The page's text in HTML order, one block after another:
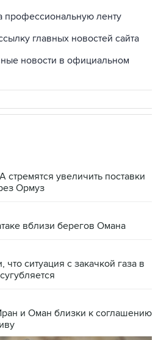
профессиональную ленту
главных новостей сайта
новости в официальном
увеличить поставки
Ормуз
вблизи берегов Омана
что ситуация с закачкой газа в
и Оман близки к соглашению